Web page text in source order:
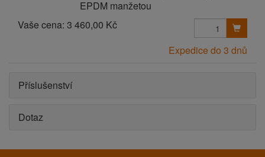
EPDM manžetou
Vaše cena: 3 460,00 Kč
Expedice do 3 dnů
Příslušenství
Dotaz